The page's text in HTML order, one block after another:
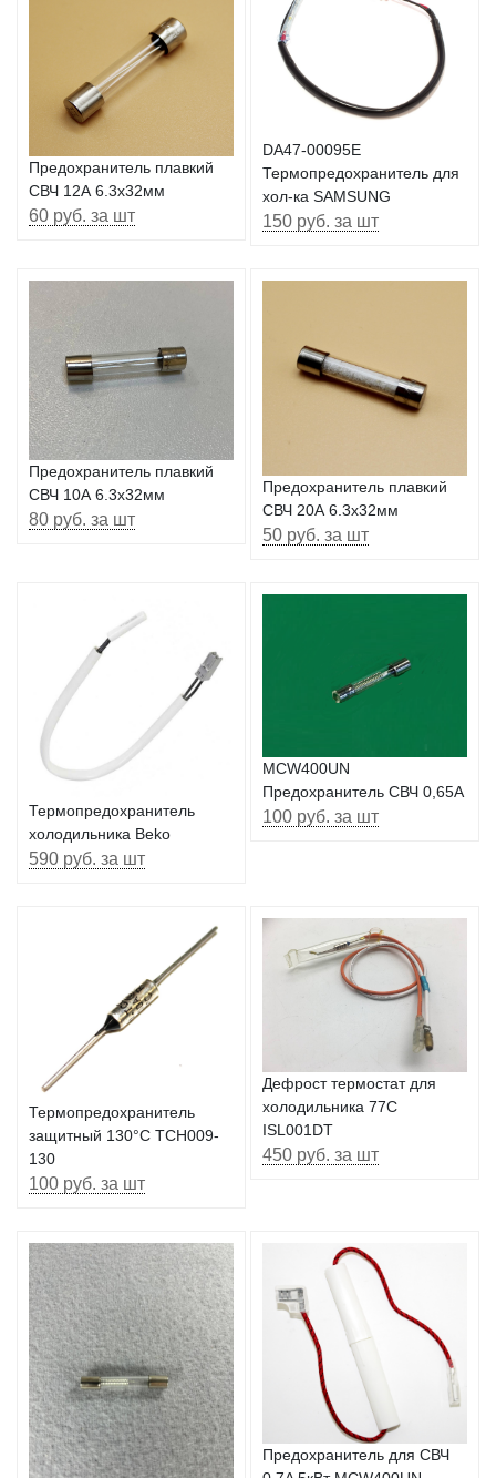
Предохранитель плавкий
СВЧ 12А 6.3х32мм
60 руб. за шт
DA47-00095E
Термопредохранитель для
хол-ка SAMSUNG
150 руб. за шт
Предохранитель плавкий
СВЧ 10А 6.3х32мм
80 руб. за шт
Предохранитель плавкий
СВЧ 20А 6.3х32мм
50 руб. за шт
Термопредохранитель
холодильника Beko
590 руб. за шт
MCW400UN
Предохранитель СВЧ 0,65А
100 руб. за шт
Термопредохранитель
защитный 130°C TCH009-
130
100 руб. за шт
Дефрост термостат для
холодильника 77C
ISL001DT
450 руб. за шт
Предохранитель для СВЧ